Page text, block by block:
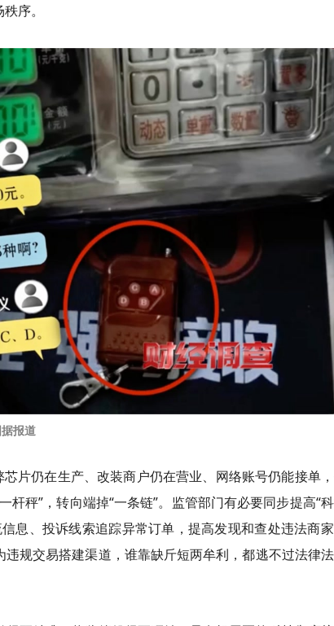
序。
报道
片仍在生产、改装商户仍在营业、网络账号仍能接单
秤”，转向端掉“一条链”。监管部门有必要同步提高“
息、投诉线索追踪异常订单，提高发现和查处违法商
规交易搭建渠道，谁靠缺斤短两牟利，都逃不过法律